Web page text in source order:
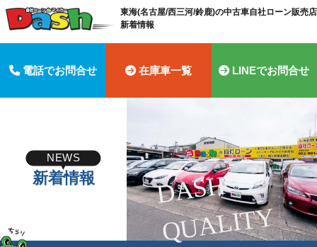
東海(名古屋/西三河/鈴鹿)の中古車自社ローン販売
新着情報
電話でお問合せ 在庫車一覧 LINEでお問合せ
D
A
S
H
Q
U
A
LI
T
Y
NEWS
新着情報